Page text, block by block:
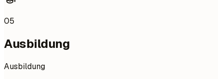
05
Ausbildung
Ausbildung